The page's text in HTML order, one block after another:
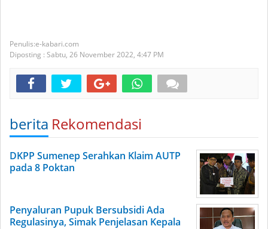
e-kabari.com
Diposting : Sabtu, 26 November 2022, 4:47 PM
berita Rekomendasi
DKPP Sumenep Serahkan Klaim AUTP
pada 8 Poktan
Penyaluran Pupuk Bersubsidi Ada
Regulasinya, Simak Penjelasan Kepala